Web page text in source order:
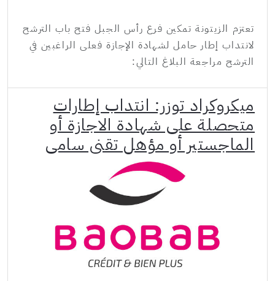
تعتزم الزيتونة تمكين فرع رأس الجبل فتح باب الترشح
لانتداب إطار حامل لشهادة الإجازة فعلى الراغبين في
الترشح مراجعة البلاغ التالي:
ميكروكراد توزر: انتداب إطارات
متحصلة على شهادة الاجازة أو
الماجستير أو مؤهل تقني سامي